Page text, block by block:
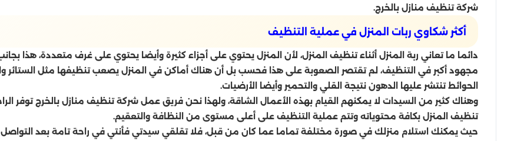
شركة تنظيف منازل بالخرج.
أكثر شكاوي ربات المنزل في عملية التنظيف
دائما ما تعاني ربة المنزل أثناء تنظيف المنزل، لأن المنزل يحتوي على أجزاء كثيرة وأيضا يحتوي على غرف متعددة، هذا
مجهود أكبر في التنظيف، لم تقتصر الصعوبة على هذا فحسب بل أن هناك أماكن في المنزل يصعب تنظيفها مثل الستائر
الحوائط تنتشر عليها الدهون نتيجة القلي والتحمير وأيضا الأرضيات.
وهناك كثير من السيدات لا يمكنهم القيام بهذه الأعمال الشاقة، ولهذا نحن فريق عمل شركة تنظيف منازل بالخرج توفر
تنظيف المنزل بكافة محتوياته وتتم عملية التنظيف على أعلى مستوى من النظافة والتعقيم.
حيث يمكنك استلام منزلك في صورة مختلفة تماما عما كان من قبل، فلا تقلقي سيدتي فأنتي في راحة تامة بعد